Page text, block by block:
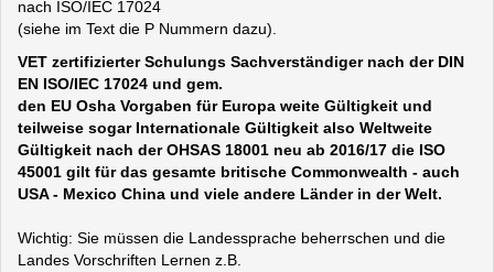
nach ISO/IEC 17024
(siehe im Text die P Nummern dazu).
VET zertifizierter Schulungs Sachverständiger nach der DIN
EN ISO/IEC 17024 und gem.
den EU Osha Vorgaben für Europa weite Gültigkeit und
teilweise sogar Internationale Gültigkeit also Weltweite
Gültigkeit nach der OHSAS 18001 neu ab 2016/17 die ISO
45001 gilt für das gesamte britische Commonwealth - auch
USA - Mexico China und viele andere Länder in der Welt.
Wichtig: Sie müssen die Landessprache beherrschen und die
Landes Vorschriften Lernen z.B.